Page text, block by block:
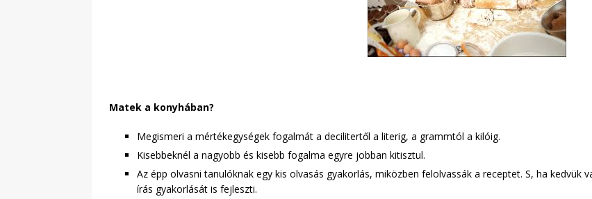
Matek a konyhában?
Megismeri a mértékegységek fogalmát a decilitertől a literig, a grammtól a kilóig.
Kisebbeknél a nagyobb és kisebb fogalma egyre jobban kitisztul.
Az épp olvasni tanulóknak egy kis olvasás gyakorlás, miközben felolvassák a receptet. S, ha kedvük
írás gyakorlását is fejleszti.